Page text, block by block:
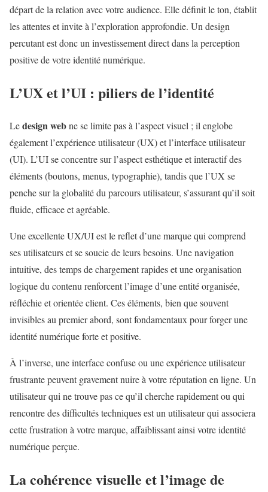
départ de la relation avec votre audience. Elle définit le ton, établit
les attentes et invite à l’exploration approfondie. Un design
percutant est donc un investissement direct dans la perception
positive de votre identité numérique.
L’UX et l’UI : piliers de l’identité
Ledesign webne se limite pas à l’aspect visuel ; il englobe
également l’expérience utilisateur (UX) et l’interface utilisateur
(UI). L’UI se concentre sur l’aspect esthétique et interactif des
éléments (boutons, menus, typographie), tandis que l’UX se
penche sur la globalité du parcours utilisateur, s’assurant qu’il soit
fluide, efficace et agréable.
Une excellente UX/UI est le reflet d’une marque qui comprend
ses utilisateurs et se soucie de leurs besoins. Une navigation
intuitive, des temps de chargement rapides et une organisation
logique du contenu renforcent l’image d’une entité organisée,
réfléchie et orientée client. Ces éléments, bien que souvent
invisibles au premier abord, sont fondamentaux pour forger une
identité numérique forte et positive.
À l’inverse, une interface confuse ou une expérience utilisateur
frustrante peuvent gravement nuire à votre réputation en ligne. Un
utilisateur qui ne trouve pas ce qu’il cherche rapidement ou qui
rencontre des difficultés techniques est un utilisateur qui associera
cette frustration à votre marque, affaiblissant ainsi votre identité
numérique perçue.
La cohérence visuelle et l’image de